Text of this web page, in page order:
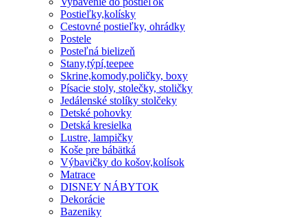
Postieľky,kolísky
Cestovné postieľky, ohrádky
Postele
Posteľná bielizeň
Stany,týpí,teepee
Skrine,komody,poličky, boxy
Písacie stoly, stolečky, stoličky
Jedálenské stolíky stolčeky
Detské pohovky
Detská kresielka
Lustre, lampičky
Koše pre bábätká
Výbavičky do košov,kolísok
Matrace
DISNEY NÁBYTOK
Dekorácie
Bazeniky